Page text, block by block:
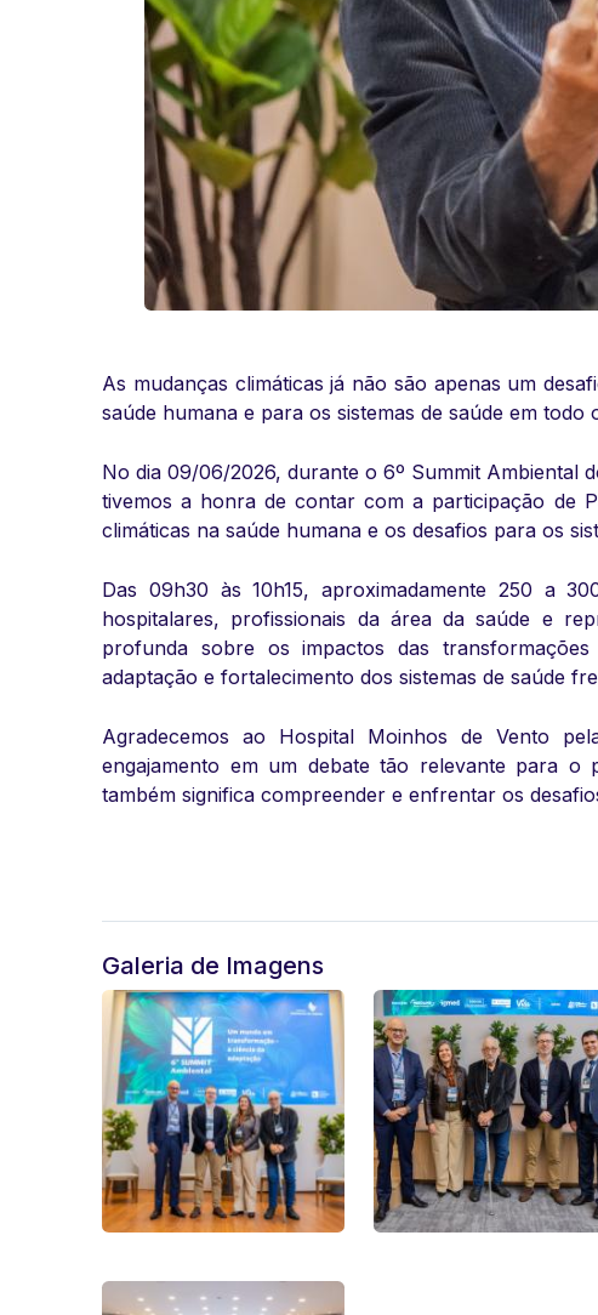
As mudanças climáticas já não são apenas um
saúde humana e para os sistemas de saúde em todo
No dia 09/06/2026, durante o 6º Summit Ambiental
tivemos a honra de contar com a participação de
climáticas na saúde humana e os desafios para os
Das 09h30 às 10h15, aproximadamente 250 a
hospitalares, profissionais da área da saúde e
profunda sobre os impactos das
adaptação e fortalecimento dos sistemas de saúde
Agradecemos ao Hospital Moinhos de Vento
engajamento em um debate tão relevante para
também significa compreender e enfrentar os
Galeria de Imagens